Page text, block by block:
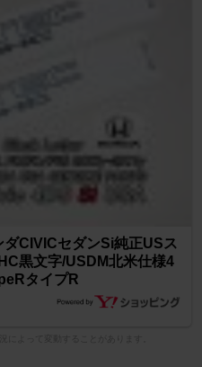
CIVICセダンSi純正USス
黒文字/USDM北米仕様4
タイプR